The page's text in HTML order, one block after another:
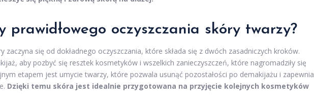
prawidłowego oczyszczania skóry twarzy?
zaczyna się od dokładnego oczyszczania, które składa się z dwóch zasadniczych kroków.
aby pozbyć się resztek kosmetyków i wszelkich zanieczyszczeń, które nagromadziły się
etapem jest umycie twarzy, które pozwala usunąć pozostałości po demakijażu i zapewnia
Dzięki temu skóra jest idealnie przygotowana na przyjęcie kolejnych kosmetyków